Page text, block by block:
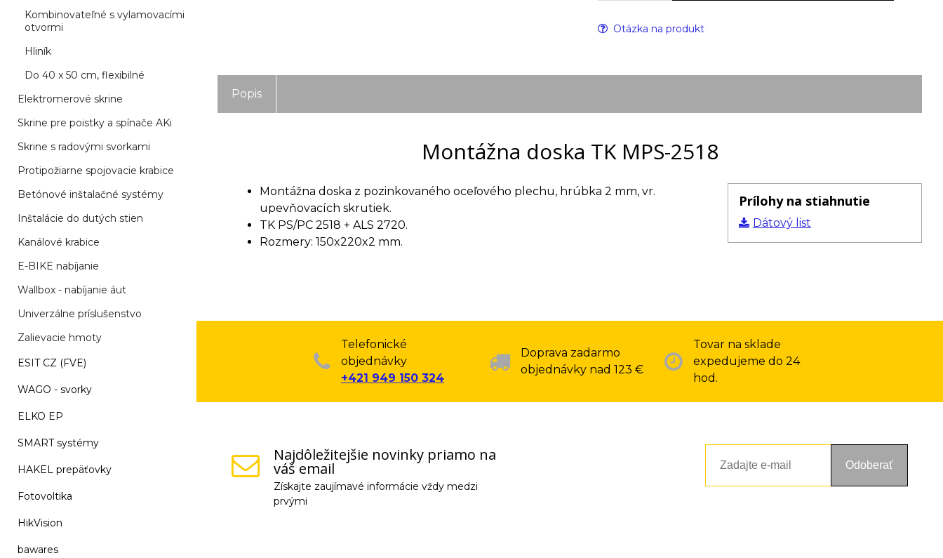
Kombinovateľné s vylamovacími
otvormi
Hliník
Do 40 x 50 cm, flexibilné
Elektromerové skrine
Skrine pre poistky a spínače AKi
Skrine s radovými svorkami
Protipožiarne spojovacie krabice
Betónové inštalačné systémy
Inštalácie do dutých stien
Kanálové krabice
E-BIKE nabíjanie
Wallbox - nabíjanie áut
Univerzálne príslušenstvo
Zalievacie hmoty
ESIT CZ (FVE)
WAGO - svorky
ELKO EP
SMART systémy
HAKEL prepäťovky
Fotovoltika
HikVision
bawares
Otázka na produkt
Popis
Montážna doska TK MPS-2518
Prílohy na stiahnutie
Dátový list
Montážna doska z pozinkovaného oceľového plechu, hrúbka 2 mm, vr.
upevňovacích skrutiek.
TK PS/PC 2518 + ALS 2720.
Rozmery: 150x220x2 mm.
Telefonické
objednávky
+421 949 150 324
Doprava zadarmo
objednávky nad 123 €
Tovar na sklade
expedujeme do 24
hod.
Najdôležitejšie novinky priamo na
váš email
Získajte zaujímavé informácie vždy medzi
prvými
Odoberať